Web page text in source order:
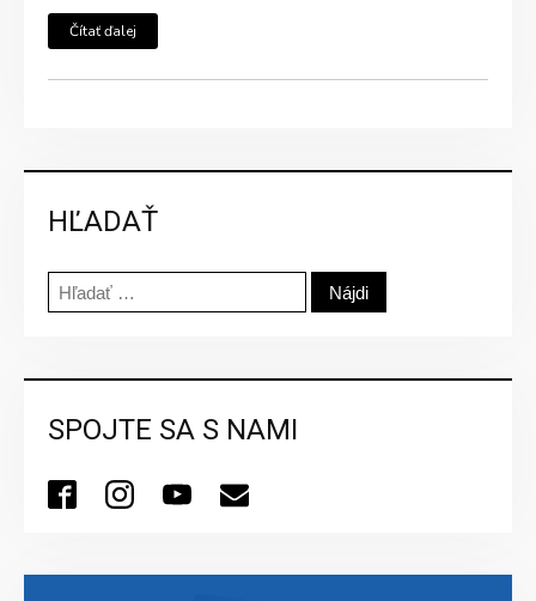
Čítať ďalej
HĽADAŤ
Hľadať:
SPOJTE SA S NAMI